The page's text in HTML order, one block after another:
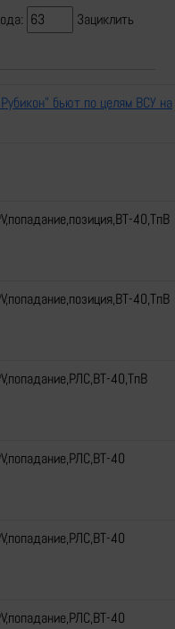
Зациклить
бьют по целям ВСУ на
40,ТпВ
40,ТпВ
40,ТпВ
40
40
40